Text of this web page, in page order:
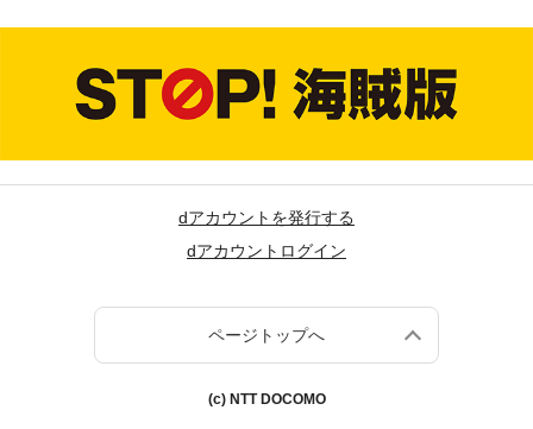
dアカウントを発行する
dアカウントログイン
ページトップへ
(c) NTT DOCOMO